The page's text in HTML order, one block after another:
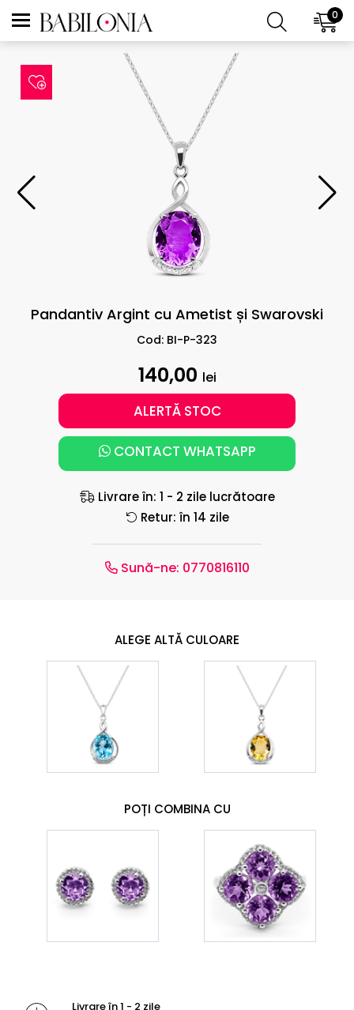
0
Pandantiv Argint cu Ametist și Swarovski
Cod: BI-P-323
140,00 lei
ALERTĂ STOC
CONTACT WHATSAPP
Livrare în: 1 - 2 zile lucrătoare
Retur: în 14 zile
Sună-ne: 0770816110
ALEGE ALTĂ CULOARE
POȚI COMBINA CU
Livrare în 1 - 2 zile